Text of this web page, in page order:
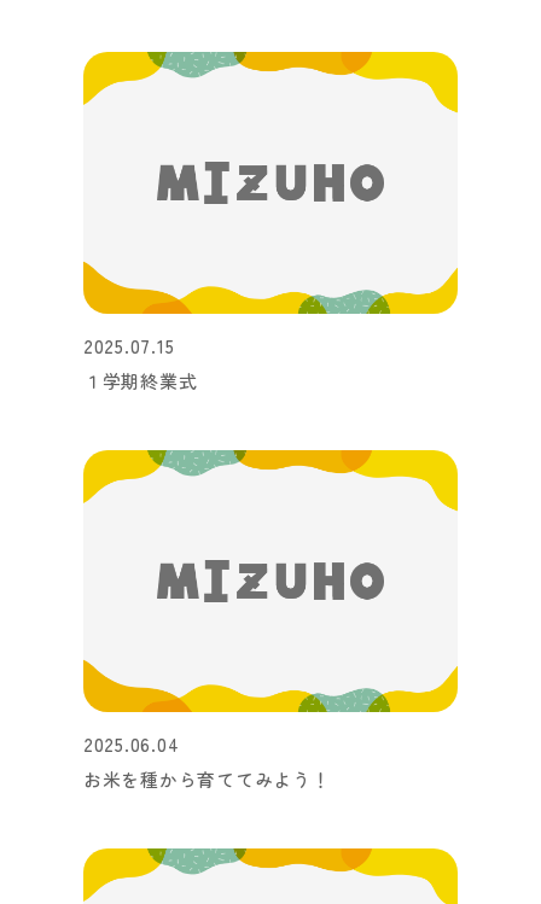
2025.07.15
１学期終業式
2025.06.04
お米を種から育ててみよう！